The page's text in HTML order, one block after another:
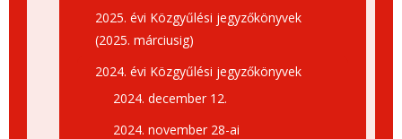
2025. évi Közgyűlési jegyzőkönyvek
(2025. márciusig)
2024. évi Közgyűlési jegyzőkönyvek
2024. december 12.
2024. november 28-ai